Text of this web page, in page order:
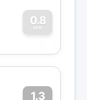
0.8
MW
0
1.3